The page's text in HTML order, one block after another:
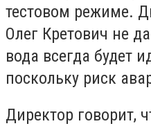
тестовом режиме.
Олег Кретович не
вода всегда будет
поскольку риск
Директор говорит,